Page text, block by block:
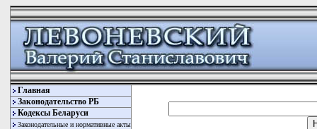
Главная
Законодательство РБ
Кодексы Беларуси
Законодательные и нормативные акты